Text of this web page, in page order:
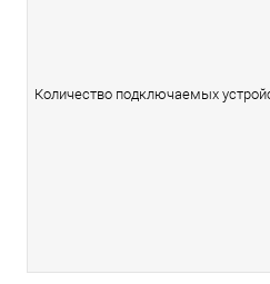
Количество подключаемых